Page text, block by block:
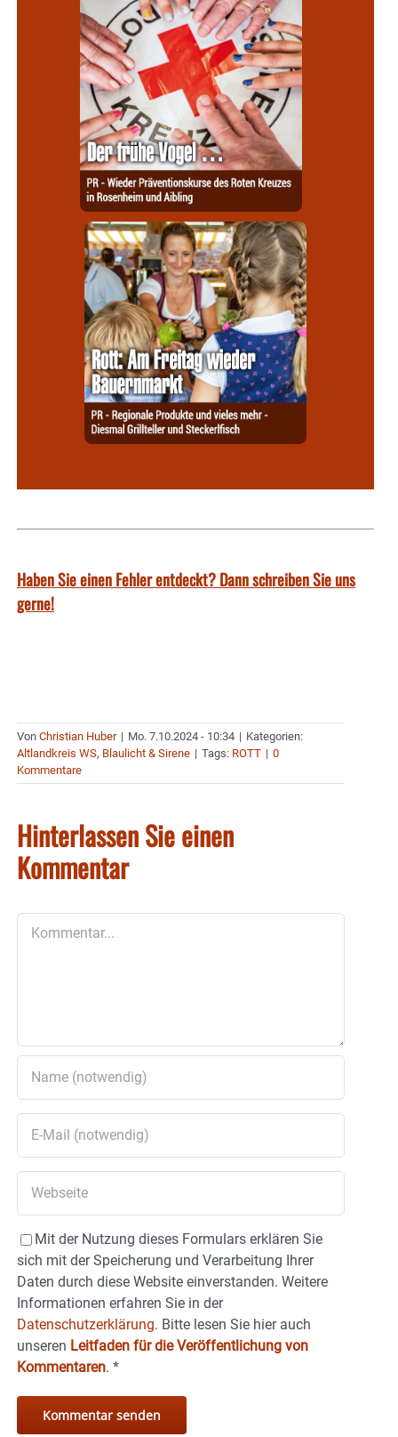
Haben Sie einen Fehler entdeckt? Dann schreiben Sie uns
gerne!
Von Christian Huber | Mo. 7.10.2024 - 10:34 | Kategorien:
Altlandkreis WS, Blaulicht & Sirene | Tags: ROTT | 0
Kommentare
Hinterlassen Sie einen
Kommentar
Mit der Nutzung dieses Formulars erklären Sie
sich mit der Speicherung und Verarbeitung Ihrer
Daten durch diese Website einverstanden. Weitere
Informationen erfahren Sie in der
Datenschutzerklärung. Bitte lesen Sie hier auch
unseren Leitfaden für die Veröffentlichung von
Kommentaren. *